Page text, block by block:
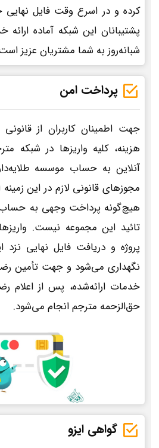
کرده و در اسرع وقت فایل نهایی
پشتیبانان این شبکه آماده
شبانه‌روز به شما مشتریان عزیز
پرداخت امن
جهت اطمینان کاربران از
هزینه، کلیه واریزها در شبکه
آنلاین به حساب موسسه
مجوزهای قانونی لازم در این
هیچ‌گونه پرداخت وجهی به
تائید این مجموعه نیست.
پروژه و دریافت فایل نهایی
نگهداری می‌شود و جهت تأمین
خدمات ارائه‌شده، پس از اعلام
حق‌الزحمه مترجم انجام می‌شود.
گواهی ایزو